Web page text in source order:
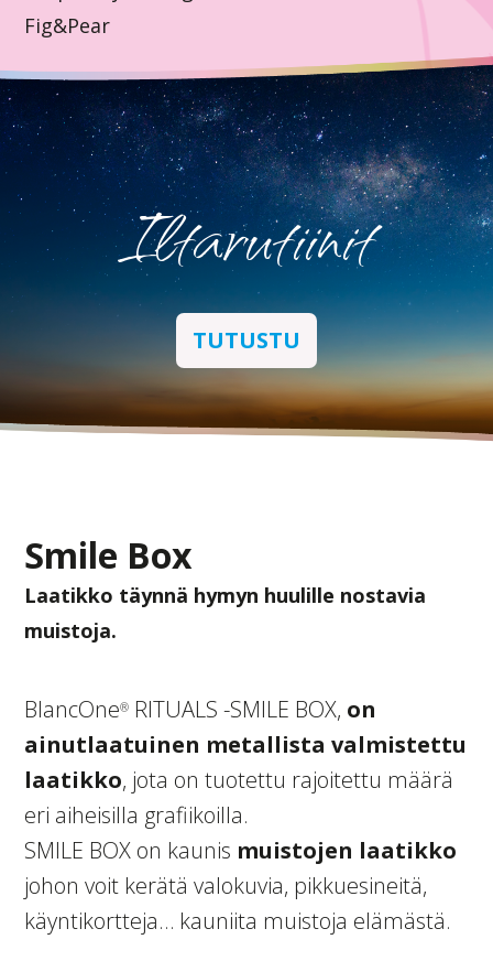
Fig&Pear
Iltarutiinit
TUTUSTU
Smile Box
Laatikko täynnä hymyn huulille nostavia
muistoja.
BlancOne® RITUALS -SMILE BOX, on
ainutlaatuinen metallista valmistettu
laatikko, jota on tuotettu rajoitettu määrä
eri aiheisilla grafiikoilla.
SMILE BOX on kaunis muistojen laatikko
johon voit kerätä valokuvia, pikkuesineitä,
käyntikortteja… kauniita muistoja elämästä.